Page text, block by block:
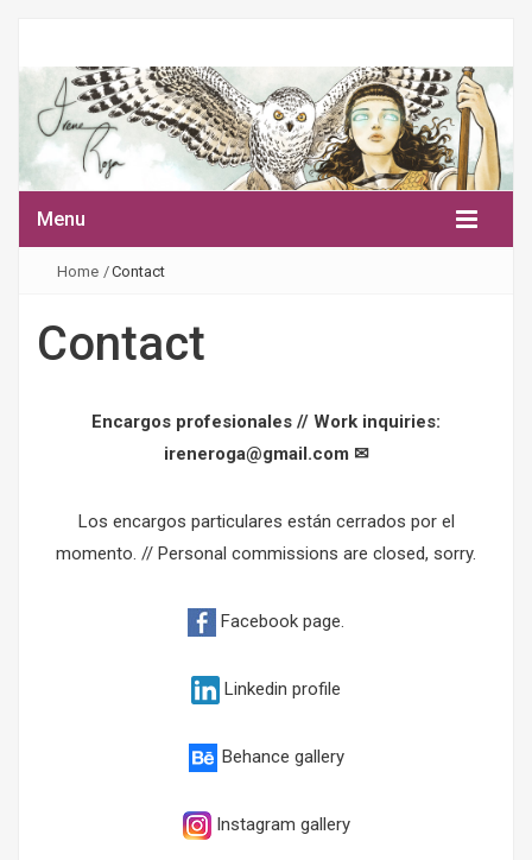
Menu
Home /Contact
Contact
Encargos profesionales // Work inquiries:
ireneroga@gmail.com ✉
Los encargos particulares están cerrados por el
momento. // Personal commissions are closed, sorry.
Facebook page.
Linkedin profile
Behance gallery
Instagram gallery